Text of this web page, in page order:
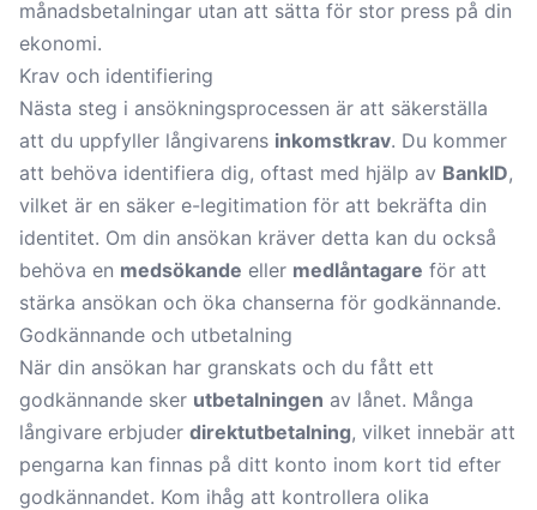
månadsbetalningar utan att sätta för stor press på din
ekonomi.
Krav och identifiering
Nästa steg i ansökningsprocessen är att säkerställa
att du uppfyller långivarens inkomstkrav. Du kommer
att behöva identifiera dig, oftast med hjälp av BankID,
vilket är en säker e-legitimation för att bekräfta din
identitet. Om din ansökan kräver detta kan du också
behöva en medsökande eller medlåntagare för att
stärka ansökan och öka chanserna för godkännande.
Godkännande och utbetalning
När din ansökan har granskats och du fått ett
godkännande sker utbetalningen av lånet. Många
långivare erbjuder direktutbetalning, vilket innebär att
pengarna kan finnas på ditt konto inom kort tid efter
godkännandet. Kom ihåg att kontrollera olika